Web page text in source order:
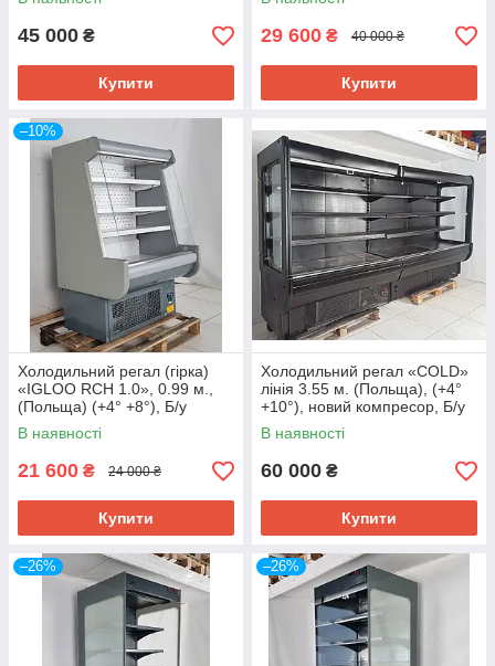
45 000 ₴
Купити
29 600 ₴ 40 000 ₴
Купити
–10%
Холодильний регал (гірка)
«IGLOO RCH 1.0», 0.99 м.,
(Польща) (+4° +8°), Б/у
В наявності
21 600 ₴ 24 000 ₴
Купити
Холодильний регал «COLD»
лінія 3.55 м. (Польща), (+4°
+10°), новий компресор, Б/у
В наявності
60 000 ₴
Купити
–26% –26%